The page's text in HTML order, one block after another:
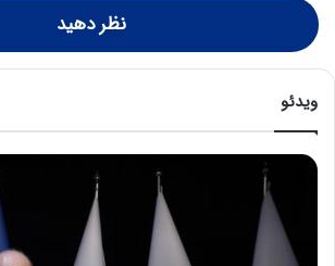
نظر دهید
ویدئو
ح